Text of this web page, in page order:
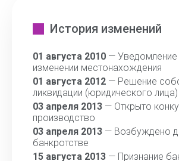
История изменений
01 августа 2010 —
изменении местонахождения
01 августа 2012 — Решение
ликвидации (юридического лица)
03 апреля 2013 — Открыто
производство
03 апреля 2013 — Возбуждено
банкротстве
15 августа 2013 — Признание